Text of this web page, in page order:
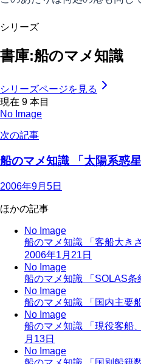
シリーズ
書庫:船のマメ知識
シリーズページを見る
現在 9 本目
No Image
次の記事
船のマメ知識 「太陽系惑
2006年9月5日
ほかの記事
No Image
船のマメ知識 「客船大き
2006年1月21日
No Image
船のマメ知識 「SOLAS条
No Image
船のマメ知識 「国内主要
No Image
船のマメ知識 「現役客船
月13日
No Image